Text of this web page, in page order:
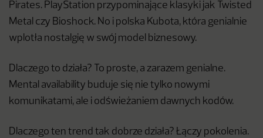
Pirates. PlayStation przypominające klasyki jak Twisted
Metal czy Bioshock. No i polska Kubota, która genialnie
wplotła nostalgię w swój model biznesowy.
Dlaczego to działa? To proste, a zarazem genialne.
Mental availability buduje się nie tylko nowymi
komunikatami, ale i odświeżaniem dawnych kodów.
Dlaczego ten trend tak dobrze działa? Łączy pokolenia.